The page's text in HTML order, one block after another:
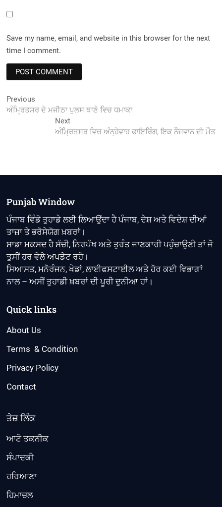
Save my name, email, and website in this browser for the next
time I comment.
Post
navigation
Previous
post:
ਅੰਮ੍ਰਿਤਸਰ ਦੇ ਮਜੀਠਾ ਪੁਲਸ ਥਾਣੇ ਵਿਚ ਧਮਾਕਾ
NextNext
post:
ਅੰਮ੍ਰਿਤਸਰ ਵਿਚ ਅੰਨ੍ਹੇਵਾਹ ਫਾਇਰਿੰਗ, ਇਕ ਨੌਜਵਾਨ ਦੀ ਮੌਤ
Punjab Window
ਪੰਜਾਬ ਵਿੰਡੋ ਤੁਹਾਡੇ ਲਈ ਲਿਆਉਂਦਾ ਹੈ ਪੰਜਾਬ, ਦੇਸ਼ ਅਤੇ ਵਿਦੇਸ਼ ਦੀਆਂ
ਤਾਜ਼ਾ ਤੇ ਭਰੋਸੇਯੋਗ ਖ਼ਬਰਾਂ।
ਸਾਡਾ ਮਕਸਦ ਹੈ ਸੱਚੀ, ਨਿਰਪੱਖ ਅਤੇ ਤੁਰੰਤ ਜਾਣਕਾਰੀ ਪਹੁੰਚਾਉਣੀ ਤਾਂ ਜੋ
ਤੁਸੀਂ ਹਰ ਵੇਲੇ ਅਪਡੇਟ ਰਹੋ।
ਸਿਆਸਤ, ਮਨੋਰੰਜਨ, ਖੇਡਾਂ, ਲਾਈਫਸਟਾਈਲ ਅਤੇ ਹੋਰ ਕਈ ਵਿਭਾਗਾਂ
ਨਾਲ – ਅਸੀਂ ਤੁਹਾਡੀ ਖ਼ਬਰਾਂ ਦੀ ਪੂਰੀ ਦੁਨੀਆ ਹਾਂ।
Quick links
About Us
Terms & Condition
Privacy Policy
Contact
ਤੇਜ਼ ਲਿੰਕ
ਆਟੋ ਤਕਨੀਕ
ਸੰਪਾਦਕੀ
ਹਰਿਆਣਾ
ਹਿਮਾਚਲ